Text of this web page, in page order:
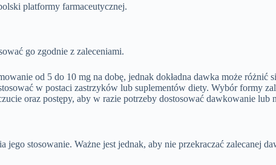
platformy farmaceutycznej.
go zgodnie z zaleceniami.
od 5 do 10 mg na dobę, jednak dokładna dawka może
w postaci zastrzyków lub suplementów diety. Wybór formy
oraz postępy, aby w razie potrzeby dostosować dawkowanie lub
jego stosowanie. Ważne jest jednak, aby nie przekraczać zalecanej